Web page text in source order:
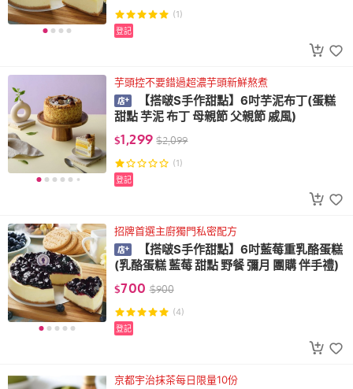
(1)
登記
芋頭控不要錯過超濃芋頭新鮮熬煮
【搭啵S手作甜點】6吋芋泥布丁(蛋糕
甜點 芋泥 布丁 母親節 父親節 戚風)
$1,299 $2,099
(1)
登記
招牌首選主廚獨門私密配方
【搭啵S手作甜點】6吋藍莓重乳酪蛋糕
(乳酪蛋糕 藍莓 甜點 野餐 彌月 團購 伴手禮)
$700 $900
(4)
登記
京都宇治抹茶每日限量10份